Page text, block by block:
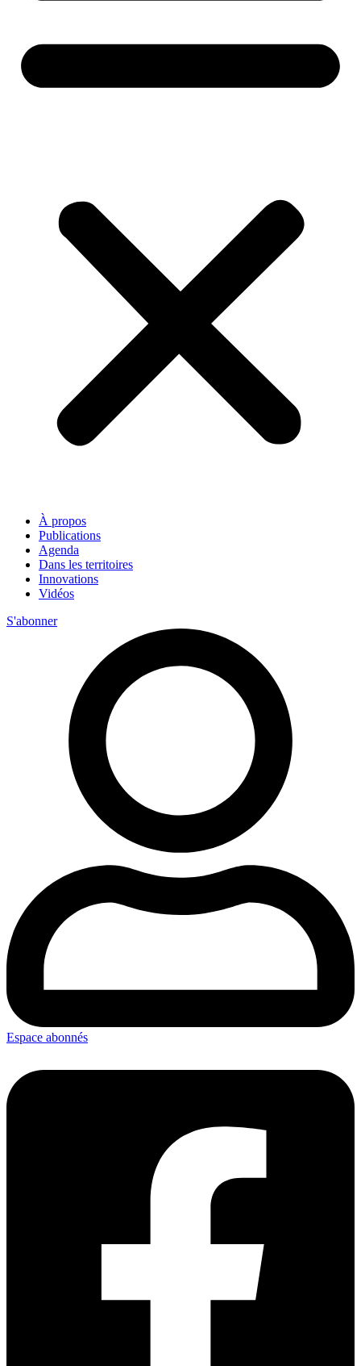
À propos
Publications
Agenda
Dans les territoires
Innovations
Vidéos
S'abonner
Espace abonnés